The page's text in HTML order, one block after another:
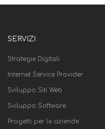
SERVIZI
Strategie Digitali
Internet Service Provider
Sviluppo Siti Web
Sviluppo Software
Progetti per le aziende